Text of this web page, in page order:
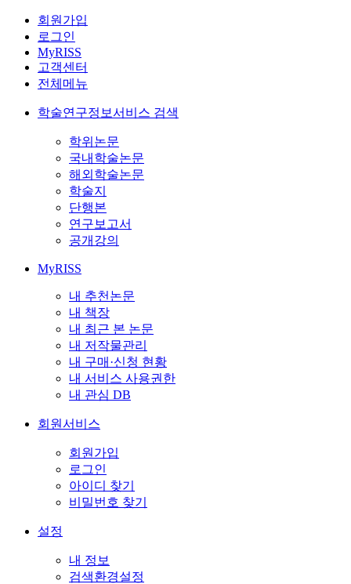
회원가입
로그인
MyRISS
고객센터
전체메뉴
학술연구정보서비스 검색
학위논문
국내학술논문
해외학술논문
학술지
단행본
연구보고서
공개강의
MyRISS
내 추천논문
내 책장
내 최근 본 논문
내 저작물관리
내 구매·신청 현황
내 서비스 사용권한
내 관심 DB
회원서비스
회원가입
로그인
아이디 찾기
비밀번호 찾기
설정
내 정보
검색환경설정